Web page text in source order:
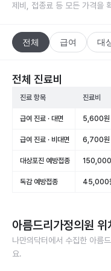
제비, 접종료 등 모든 가격을
전체 급여 대
전체 진료비
진료 항목 진료비
급여 진료 · 대면 5,600원
급여 진료 · 비대면 6,700원
대상포진 예방접종 150,000
독감 예방접종 45,000
아름드리가정의원 위
나만의닥터에서 수집한 아름
요.